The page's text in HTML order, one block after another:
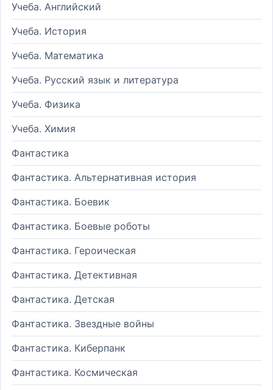
Учеба. Английский
Учеба. История
Учеба. Математика
Учеба. Русский язык и литература
Учеба. Физика
Учеба. Химия
Фантастика
Фантастика. Альтернативная история
Фантастика. Боевик
Фантастика. Боевые роботы
Фантастика. Героическая
Фантастика. Детективная
Фантастика. Детская
Фантастика. Звездные войны
Фантастика. Киберпанк
Фантастика. Космическая